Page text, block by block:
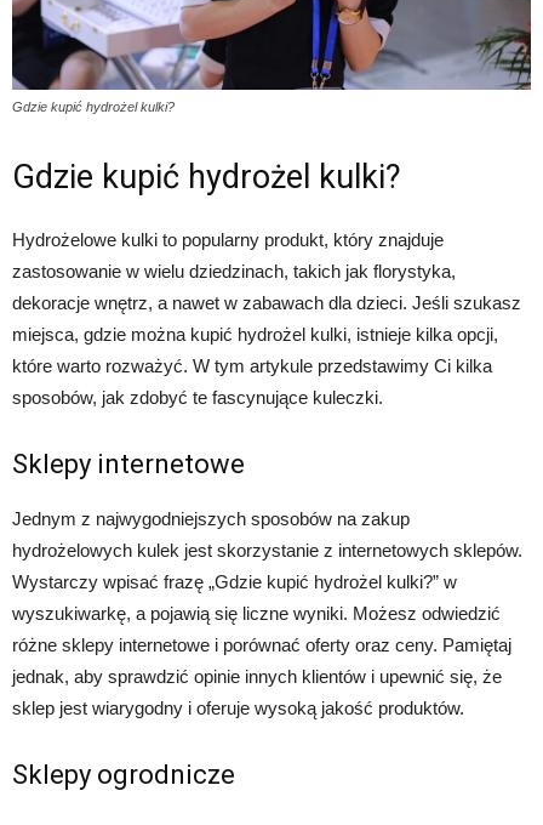
Gdzie kupić hydrożel kulki?
Gdzie kupić hydrożel kulki?
Hydrożelowe kulki to popularny produkt, który znajduje
zastosowanie w wielu dziedzinach, takich jak florystyka,
dekoracje wnętrz, a nawet w zabawach dla dzieci. Jeśli szukasz
miejsca, gdzie można kupić hydrożel kulki, istnieje kilka opcji,
które warto rozważyć. W tym artykule przedstawimy Ci kilka
sposobów, jak zdobyć te fascynujące kuleczki.
Sklepy internetowe
Jednym z najwygodniejszych sposobów na zakup
hydrożelowych kulek jest skorzystanie z internetowych sklepów.
Wystarczy wpisać frazę „Gdzie kupić hydrożel kulki?” w
wyszukiwarkę, a pojawią się liczne wyniki. Możesz odwiedzić
różne sklepy internetowe i porównać oferty oraz ceny. Pamiętaj
jednak, aby sprawdzić opinie innych klientów i upewnić się, że
sklep jest wiarygodny i oferuje wysoką jakość produktów.
Sklepy ogrodnicze